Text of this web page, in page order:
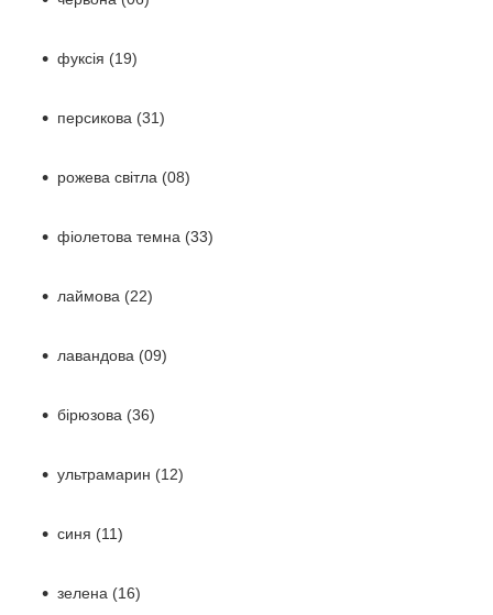
фуксія (19)
персикова (31)
рожева світла (08)
фіолетова темна (33)
лаймова (22)
лавандова (09)
бірюзова (36)
ультрамарин (12)
синя (11)
зелена (16)